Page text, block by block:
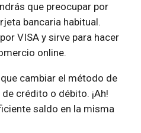
que preocupar por
bancaria habitual.
VISA y sirve para hacer
online.
cambiar el método de
crédito o débito. ¡Ah!
saldo en la misma